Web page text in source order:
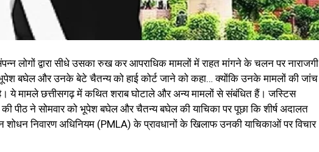
लोगों द्वारा सीधे उसका रुख कर आपराधिक मामलों में राहत मांगने के चलन पर नाराजगी
बघेल और उनके बेटे चैतन्य को हाई कोर्ट जाने को कहा… क्योंकि उनके मामलों की जांच
है। ये मामले छत्तीसगढ़ में कथित शराब घोटाले और अन्य मामलों से संबंधित हैं। जस्टिस
पीठ ने सोमवार को भूपेश बघेल और चैतन्य बघेल की याचिका पर पूछा कि शीर्ष अदालत
शोधन निवारण अधिनियम (PMLA) के प्रावधानों के खिलाफ उनकी याचिकाओं पर विचार